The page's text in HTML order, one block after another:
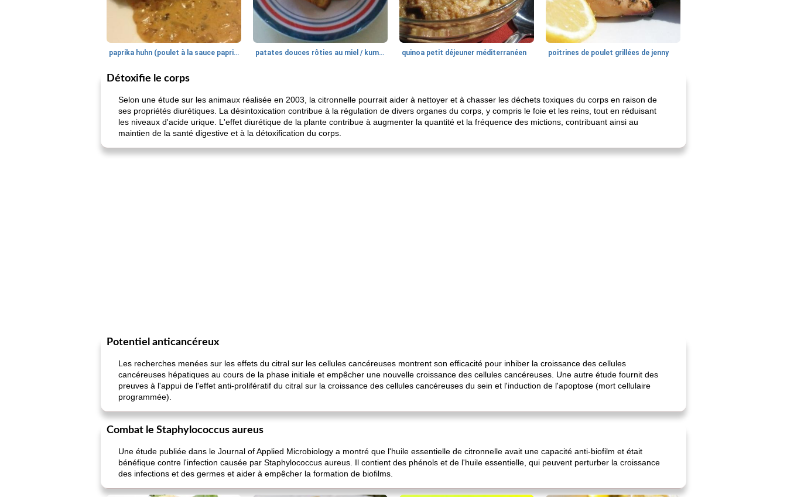
paprika huhn (poulet à la sauce paprika). patates douces rôties au miel / kumara quinoa petit déjeuner méditerranéen poitrines de poulet grillées de jenny
Détoxifie le corps
Selon une étude sur les animaux réalisée en 2003, la citronnelle pourrait aider à nettoyer et à chasser les déchets toxiques du corps en raison de
ses propriétés diurétiques. La désintoxication contribue à la régulation de divers organes du corps, y compris le foie et les reins, tout en réduisant
les niveaux d'acide urique. L'effet diurétique de la plante contribue à augmenter la quantité et la fréquence des mictions, contribuant ainsi au
maintien de la santé digestive et à la détoxification du corps.
Potentiel anticancéreux
Les recherches menées sur les effets du citral sur les cellules cancéreuses montrent son efficacité pour inhiber la croissance des cellules
cancéreuses hépatiques au cours de la phase initiale et empêcher une nouvelle croissance des cellules cancéreuses. Une autre étude fournit des
preuves à l'appui de l'effet anti-prolifératif du citral sur la croissance des cellules cancéreuses du sein et l'induction de l'apoptose (mort cellulaire
programmée).
Combat le Staphylococcus aureus
Une étude publiée dans le Journal of Applied Microbiology a montré que l'huile essentielle de citronnelle avait une capacité anti-biofilm et était
bénéfique contre l'infection causée par Staphylococcus aureus. Il contient des phénols et de l'huile essentielle, qui peuvent perturber la croissance
des infections et des germes et aider à empêcher la formation de biofilms.